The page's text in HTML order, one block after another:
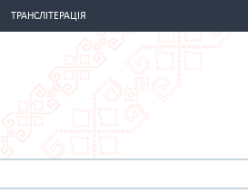
ТРАНСЛІТЕРАЦІЯ